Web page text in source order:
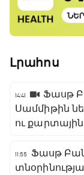
Լրահոս
14:41
Ֆասթ
Սամմիթին
ու
11:55
Ֆասթ